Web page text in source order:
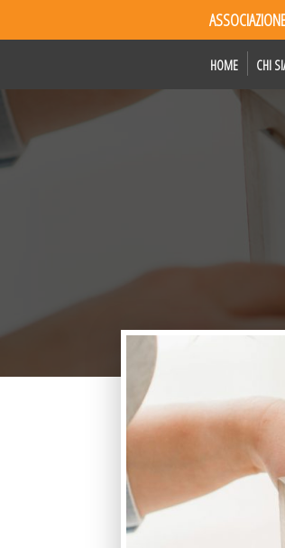
HOME CHI